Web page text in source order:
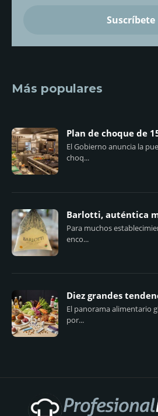
Más populares
Plan de choque de
El Gobierno anuncia la
choq...
Barlotti, auténtica
Para muchos
enco...
Diez grandes
El panorama alimentario
por...